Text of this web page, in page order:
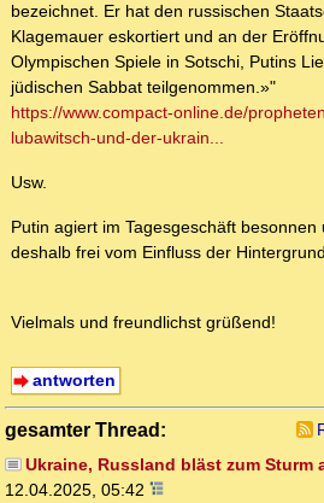
bezeichnet. Er hat den russischen
Klagemauer eskortiert und an der
Olympischen Spiele in Sotschi, Putins
jüdischen Sabbat teilgenommen.»"
https://www.compact-online.de/
lubawitsch-und-der-ukrain...
Usw.
Putin agiert im Tagesgeschäft
deshalb frei vom Einfluss der
Vielmals und freundlichst grüßend!
antworten
gesamter Thread:
Ukraine, Russland bläst zum Sturm
12.04.2025, 05:42